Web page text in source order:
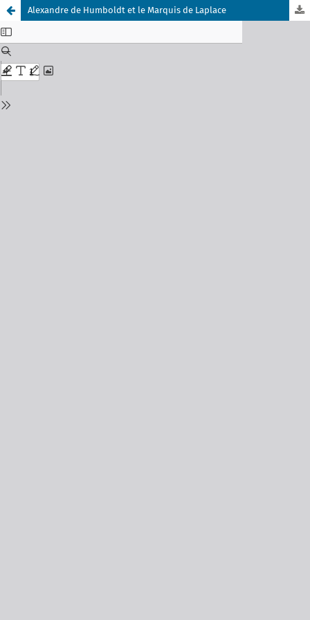
Alexandre de Humboldt et le Marquis de Laplace